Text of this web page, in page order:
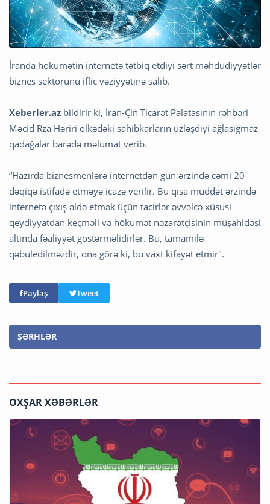
İranda hökumətin internetə tətbiq etdiyi sərt məhdudiyyətlər
biznes sektorunu iflic vəziyyətinə salıb.
Xeberler.az bildirir ki, İran-Çin Ticarət Palatasının rəhbəri
Məcid Rza Həriri ölkədəki sahibkarların üzləşdiyi ağlasığmaz
qadağalar barədə məlumat verib.
“Hazırda biznesmenlərə internetdən gün ərzində cəmi 20
dəqiqə istifadə etməyə icazə verilir. Bu qısa müddət ərzində
internetə çıxış əldə etmək üçün tacirlər əvvəlcə xüsusi
qeydiyyatdan keçməli və hökumət nəzarətçisinin müşahidəsi
altında fəaliyyət göstərməlidirlər. Bu, tamamilə
qəbuledilməzdir, ona görə ki, bu vaxt kifayət etmir".
Paylaş Tweet
ŞƏRHLƏR
OXŞAR XƏBƏRLƏR